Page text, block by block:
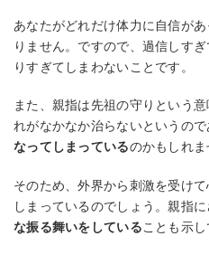
あなたがどれだけ体力に自信が
りません。ですので、過信しす
りすぎてしまわないことです。
また、親指は先祖の守りという
れがなかなか治らないというの
なってしまっているのかもしれま
そのため、外界から刺激を受け
しまっているのでしょう。親指
な振る舞いをしていることも示し